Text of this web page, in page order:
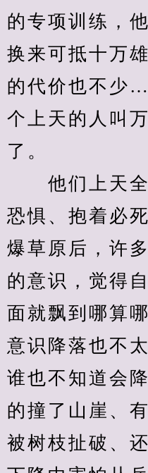
的专项训练，
换来可抵十万
的代价也不少
个上天的人叫
了。
他们上天全
恐惧、抱着必
爆草原后，许
的意识，觉得
面就飘到哪算
意识降落也不
谁也不知道会
的撞了山崖、
被树枝扯破、